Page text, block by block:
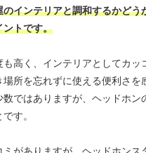
のインテリアと調和するかどう
ントです。
高く、インテリアとしてカッ
所を忘れずに使える便利さを
ではありますが、ヘッドホン
す。